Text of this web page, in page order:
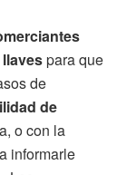
para que
de
de
o con la
informarle